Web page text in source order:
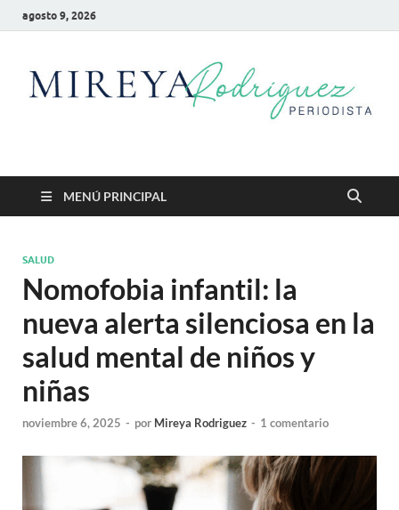
agosto 9, 2026
Mireya Rodriguez
MENÚ PRINCIPAL
SALUD
Nomofobia infantil: la
nueva alerta silenciosa en la
salud mental de niños y
niñas
noviembre 6, 2025 - por Mireya Rodriguez - 1 comentario